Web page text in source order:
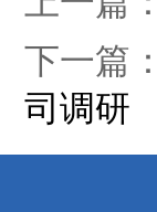
下一篇
司调研